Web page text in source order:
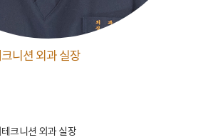
니션 외과 실장
크니션 외과 실장